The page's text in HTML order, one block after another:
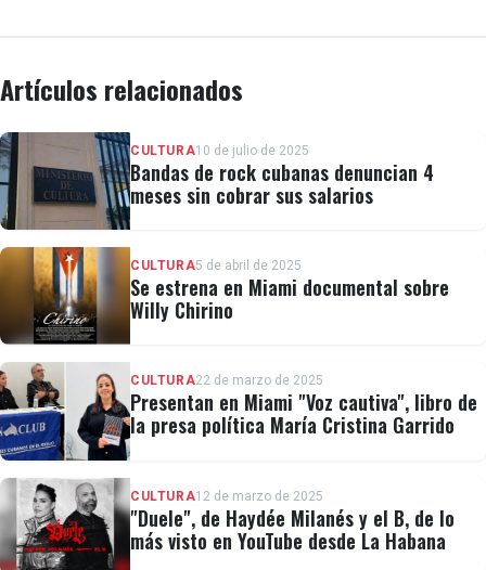
Artículos relacionados
CULTURA10 de julio de 2025
Bandas de rock cubanas denuncian 4
meses sin cobrar sus salarios
CULTURA5 de abril de 2025
Se estrena en Miami documental sobre
Willy Chirino
CULTURA22 de marzo de 2025
Presentan en Miami "Voz cautiva", libro de
la presa política María Cristina Garrido
CULTURA12 de marzo de 2025
"Duele", de Haydée Milanés y el B, de lo
más visto en YouTube desde La Habana